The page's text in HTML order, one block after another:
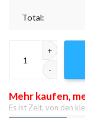
Total:
Mehr kaufen,
Es ist Zeit, von den